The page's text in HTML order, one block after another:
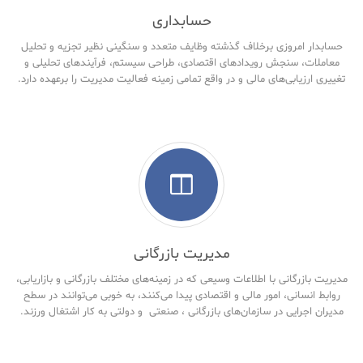
حسابداری
حسابدار امروزی برخلاف گذشته وظایف متعدد و سنگینی نظیر تجزیه و تحلیل
معاملات، سنجش رویدادهای اقتصادی، طراحی سیستم، فرآیندهای تحلیلی و
تغییری ارزیابی‌های مالی و در واقع تمامی زمینه فعالیت مدیریت را برعهده دارد.
مدیریت بازرگانی
مدیریت بازرگانی با اطلاعات وسیعی که در زمینه‌های مختلف بازرگانی و بازاریابی،
روابط انسانی، امور مالی و اقتصادی پیدا می‌کنند، به خوبی می‌توانند در سطح
مدیران اجرایی در سازمان‌های بازرگانی ، صنعتی و دولتی به کار اشتغال ورزند.